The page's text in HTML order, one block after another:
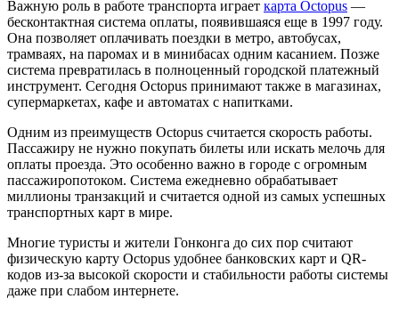
Важную роль в работе транспорта играет карта Octopus —
бесконтактная система оплаты, появившаяся еще в 1997 году.
Она позволяет оплачивать поездки в метро, автобусах,
трамваях, на паромах и в минибасах одним касанием. Позже
система превратилась в полноценный городской платежный
инструмент. Сегодня Octopus принимают также в магазинах,
супермаркетах, кафе и автоматах с напитками.
Одним из преимуществ Octopus считается скорость работы.
Пассажиру не нужно покупать билеты или искать мелочь для
оплаты проезда. Это особенно важно в городе с огромным
пассажиропотоком. Система ежедневно обрабатывает
миллионы транзакций и считается одной из самых успешных
транспортных карт в мире.
Многие туристы и жители Гонконга до сих пор считают
физическую карту Octopus удобнее банковских карт и QR-
кодов из-за высокой скорости и стабильности работы системы
даже при слабом интернете.